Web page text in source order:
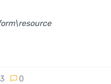
0